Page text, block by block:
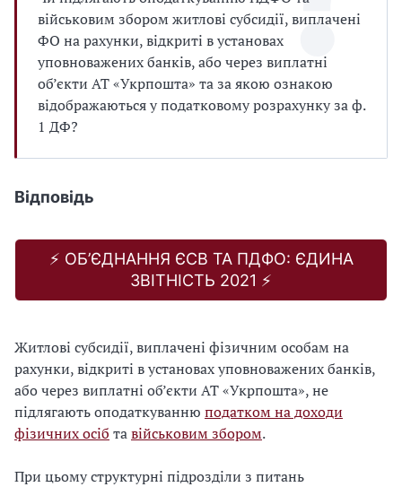
військовим збором житлові субсидії, виплачені
ФО на рахунки, відкриті в установах
уповноважених банків, або через виплатні
об’єкти АТ «Укрпошта» та за якою ознакою
відображаються у податковому розрахунку за ф.
1 ДФ?
Відповідь
⚡️ ОБ’ЄДНАННЯ ЄСВ ТА ПДФО: ЄДИНА
ЗВІТНІСТЬ 2021 ⚡️
Житлові субсидії, виплачені фізичним особам на
рахунки, відкриті в установах уповноважених банків,
або через виплатні об’єкти АТ «Укрпошта», не
підлягають оподаткуванню податком на доходи
фізичних осіб тавійськовим збором.
При цьому структурні підрозділи з питань